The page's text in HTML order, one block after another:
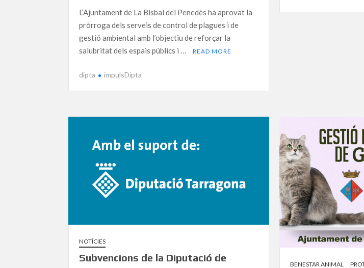
L’Ajuntament de La Bisbal del Penedès ha aprovat la
pròrroga dels serveis de control de plagues i de
gestió ambiental amb l’objectiu de reforçar la
salubritat dels espais públics i …
READ MORE
dipta impulsDipta
NOTÍCIES
Subvencions de la Diputació de
BENESTAR ANIMAL